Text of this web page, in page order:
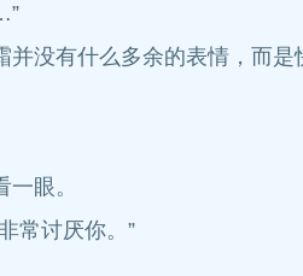
没有什么多余的表情，而是
眼。
常讨厌你。”